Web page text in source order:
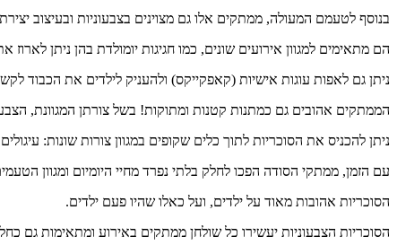
בנוסף לטעמם המעולה, ממתקים אלו גם מצוינים בצבעוניות ובעיצוב
הם מתאימים למגוון אירועים שונים, כמו חגיגות יומולדת בהן ניתן
ניתן גם לאפות עוגות אישיות (קאפקייקס) ולהעניק לילדים את הכבוד
הממתקים אהובים גם כמתנות קטנות ומתוקות! בשל צורתן המגוונת,
ניתן להכניס את הסוכריות לתוך כלים שקופים במגוון צורות שונות:
עם הזמן, ממתקי הסודה הפכו לחלק בלתי נפרד מחיי היומיום ומגוון
הסוכריות אהובות מאוד על ילדים, ועל כאלו שהיו פעם ילדים.
הסוכריות הצבעוניות יעשירו כל שולחן ממתקים באירוע ומתאימות גם